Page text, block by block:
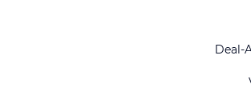
Deal-